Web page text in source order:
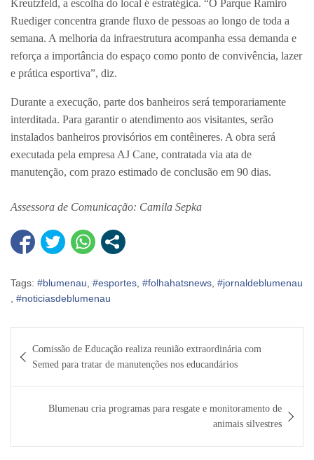
Kreutzfeld, a escolha do local é estratégica. “O Parque Ramiro
Ruediger concentra grande fluxo de pessoas ao longo de toda a
semana. A melhoria da infraestrutura acompanha essa demanda e
reforça a importância do espaço como ponto de convivência, lazer
e prática esportiva”, diz.
Durante a execução, parte dos banheiros será temporariamente
interditada. Para garantir o atendimento aos visitantes, serão
instalados banheiros provisórios em contêineres. A obra será
executada pela empresa AJ Cane, contratada via ata de
manutenção, com prazo estimado de conclusão em 90 dias.
Assessora de Comunicação: Camila Sepka
Tags: #blumenau, #esportes, #folhahatsnews, #jornaldeblumenau
, #noticiasdeblumenau
de
Post
Comissão de Educação realiza reunião extraordinária com
Semed para tratar de manutenções nos educandários
Blumenau cria programas para resgate e monitoramento de
animais silvestres